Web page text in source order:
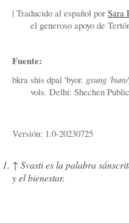
| Traducido al español por Sara
el generoso apoyo de
Fuente:
bkra shis dpal 'byor. gsung
vols. Delhi: Shechen
Versión: 1.0-20230725
↑ Svasti es la palabra
y el bienestar.